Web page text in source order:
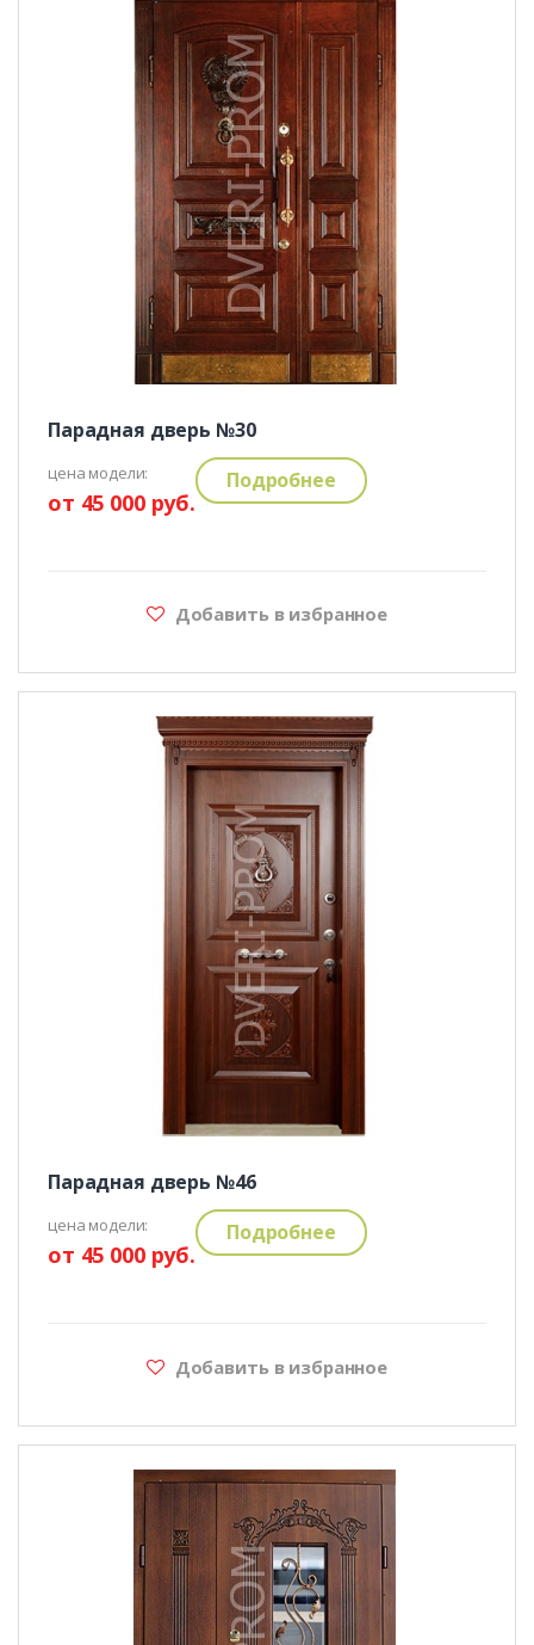
Парадная дверь №30
цена модели:
от 45 000 руб.
Подробнее
Добавить в избранное
Парадная дверь №46
цена модели:
от 45 000 руб.
Подробнее
Добавить в избранное